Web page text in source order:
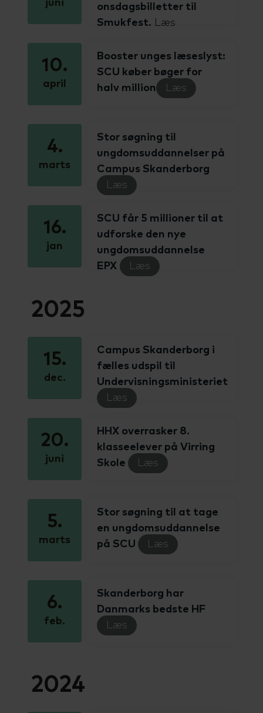
juni
onsdagsbilletter til
Smukfest. Læs
10.
april
Booster unges læseslyst:
SCU køber bøger for
halv million
Læs
4.
marts
Stor søgning til
ungdomsuddannelser på
Campus Skanderborg
Læs
16.
jan
SCU får 5 millioner til at
udforske den nye
ungdomsuddannelse
EPX
Læs
2025
15.
dec.
Campus Skanderborg i
fælles udspil til
Undervisningsministeriet
Læs
20.
juni
HHX overrasker 8.
klasseelever på Virring
Skole
Læs
5.
marts
Stor søgning til at tage
en ungdomsuddannelse
på SCU
Læs
6.
feb.
Skanderborg har
Danmarks bedste HF
Læs
2024
Almen voksenuddannelse (AVU)
Ordblindeundervisning (OBU)
Talenttilbud